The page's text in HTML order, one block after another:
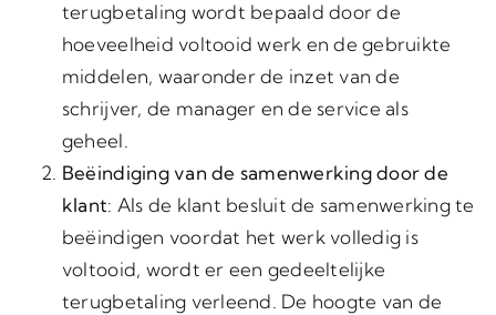
terugbetaling wordt bepaald door de
hoeveelheid voltooid werk en de gebruikte
middelen, waaronder de inzet van de
schrijver, de manager en de service als
geheel.
Beëindiging van de samenwerking door de
klant: Als de klant besluit de samenwerking te
beëindigen voordat het werk volledig is
voltooid, wordt er een gedeeltelijke
terugbetaling verleend. De hoogte van de